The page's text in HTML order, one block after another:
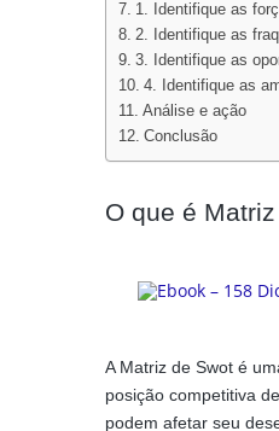
1. Identifique as
2. Identifique as
3. Identifique as
4. Identifique as
Análise e ação
Conclusão
O que é
A Matriz de Swot é
posição competitiva
podem afetar seu